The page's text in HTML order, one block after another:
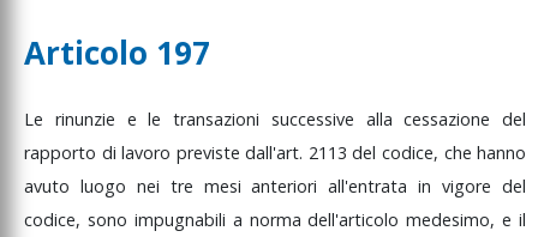
Articolo 197
Le rinunzie ele transazioni successive allacessazione del
rapporto dilavoro previstedall'art. 2113del codice, chehanno
avuto luogo nei tre mesianterioriall'entratainvigoredel
codice, sono impugnabili a normadell'articolomedesimo,e il